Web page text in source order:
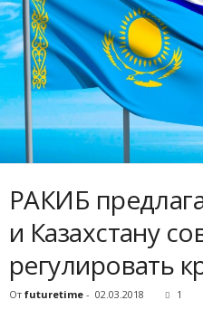
РАКИБ
и Казахстану
регулировать
От futuretime - 02.03.2018 1